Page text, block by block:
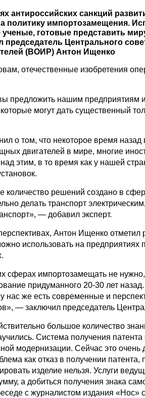
антироссийских санкций
политику импортозамещения.
готовые представить
председатель Центрального
(ВОИР) Антон Ищенко
отечественные изобретения
предложить нашим предприятиям и
могут дать существенный
о том, что некоторое время
двигателей в мире, многие
этим, в то время как у нашей
количество решений создано в
делать транспорт
— добавил эксперт.
Антон Ищенко отметил
использовать на
сферах импортозамещать не
придуманного 20-30 лет
нас же есть современные и
— заключил председатель
большое количество
Система получения патента
модернизации. Сейчас это очень
как отказ в получении патента,
изделие нельзя. Услуги
а добиться получения знака
с журналистом издания